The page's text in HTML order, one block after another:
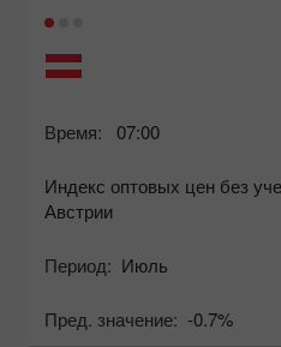
Время: 07:00
Индекс оптовых цен без
Австрии
Период: Июль
Пред. значение: -0.7%